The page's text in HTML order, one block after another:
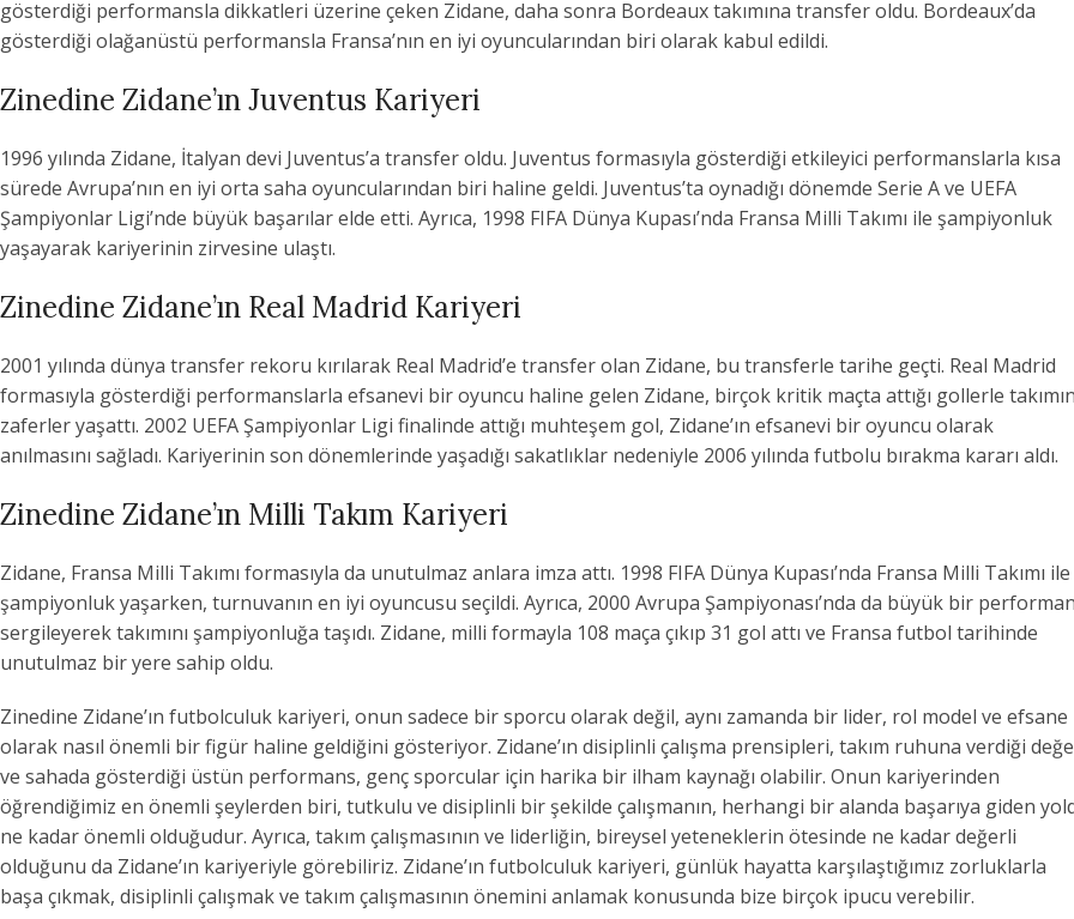
gösterdiği performansla dikkatleri üzerine çeken Zidane, daha sonra Bordeaux takımına transfer oldu. Bordeaux’da
gösterdiği olağanüstü performansla Fransa’nın en iyi oyuncularından biri olarak kabul edildi.
Zinedine Zidane’ın Juventus Kariyeri
1996 yılında Zidane, İtalyan devi Juventus’a transfer oldu. Juventus formasıyla gösterdiği etkileyici performanslarla kısa
sürede Avrupa’nın en iyi orta saha oyuncularından biri haline geldi. Juventus’ta oynadığı dönemde Serie A ve UEFA
Şampiyonlar Ligi’nde büyük başarılar elde etti. Ayrıca, 1998 FIFA Dünya Kupası’nda Fransa Milli Takımı ile şampiyonluk
yaşayarak kariyerinin zirvesine ulaştı.
Zinedine Zidane’ın Real Madrid Kariyeri
2001 yılında dünya transfer rekoru kırılarak Real Madrid’e transfer olan Zidane, bu transferle tarihe geçti. Real Madrid
formasıyla gösterdiği performanslarla efsanevi bir oyuncu haline gelen Zidane, birçok kritik maçta attığı gollerle
zaferler yaşattı. 2002 UEFA Şampiyonlar Ligi finalinde attığı muhteşem gol, Zidane’ın efsanevi bir oyuncu olarak
anılmasını sağladı. Kariyerinin son dönemlerinde yaşadığı sakatlıklar nedeniyle 2006 yılında futbolu bırakma kararı aldı.
Zinedine Zidane’ın Milli Takım Kariyeri
Zidane, Fransa Milli Takımı formasıyla da unutulmaz anlara imza attı. 1998 FIFA Dünya Kupası’nda Fransa Milli Takımı ile
şampiyonluk yaşarken, turnuvanın en iyi oyuncusu seçildi. Ayrıca, 2000 Avrupa Şampiyonası’nda da büyük bir
sergileyerek takımını şampiyonluğa taşıdı. Zidane, milli formayla 108 maça çıkıp 31 gol attı ve Fransa futbol tarihinde
unutulmaz bir yere sahip oldu.
Zinedine Zidane’ın futbolculuk kariyeri, onun sadece bir sporcu olarak değil, aynı zamanda bir lider, rol model ve efsane
olarak nasıl önemli bir figür haline geldiğini gösteriyor. Zidane’ın disiplinli çalışma prensipleri, takım ruhuna verdiği
ve sahada gösterdiği üstün performans, genç sporcular için harika bir ilham kaynağı olabilir. Onun kariyerinden
öğrendiğimiz en önemli şeylerden biri, tutkulu ve disiplinli bir şekilde çalışmanın, herhangi bir alanda başarıya giden
ne kadar önemli olduğudur. Ayrıca, takım çalışmasının ve liderliğin, bireysel yeteneklerin ötesinde ne kadar değerli
olduğunu da Zidane’ın kariyeriyle görebiliriz. Zidane’ın futbolculuk kariyeri, günlük hayatta karşılaştığımız zorluklarla
başa çıkmak, disiplinli çalışmak ve takım çalışmasının önemini anlamak konusunda bize birçok ipucu verebilir.